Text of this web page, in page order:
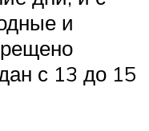
и
с 13 до 15